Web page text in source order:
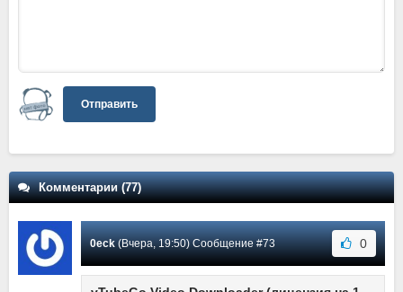
Отправить
Комментарии (77)
0eck(Вчера, 19:50) Сообщение #73 0